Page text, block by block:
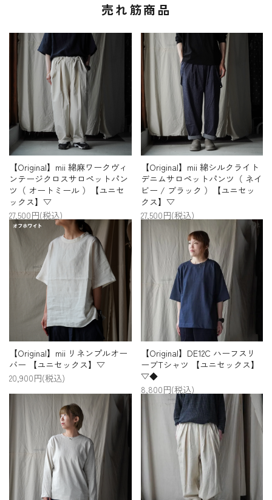
売れ筋商品
【Original】mii 綿麻ワークヴィ
ンテージクロスサロペットパン
ツ（ オートミール ）【ユニセ
ックス】▽
27,500円(税込)
【Original】mii 綿シルクライト
デニムサロペットパンツ（ ネイ
ビー / ブラック ）【ユニセッ
クス】▽
27,500円(税込)
【Original】mii リネンプルオー
バー 【ユニセックス】▽
20,900円(税込)
【Original】DE12C ハーフスリ
ーブTシャツ 【ユニセックス】
▽◆
8,800円(税込)